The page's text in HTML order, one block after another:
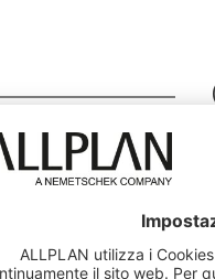
BIM Costruzione